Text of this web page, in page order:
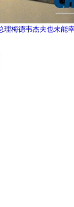
梅德韦杰夫也未能